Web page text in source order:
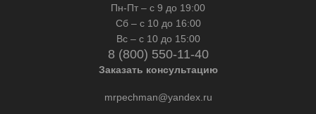
Пн-Пт – с 9 до 19:00
Сб – с 10 до 16:00
Вс – с 10 до 15:00
8 (800) 550-11-40
Заказать консультацию
mrpechman@yandex.ru